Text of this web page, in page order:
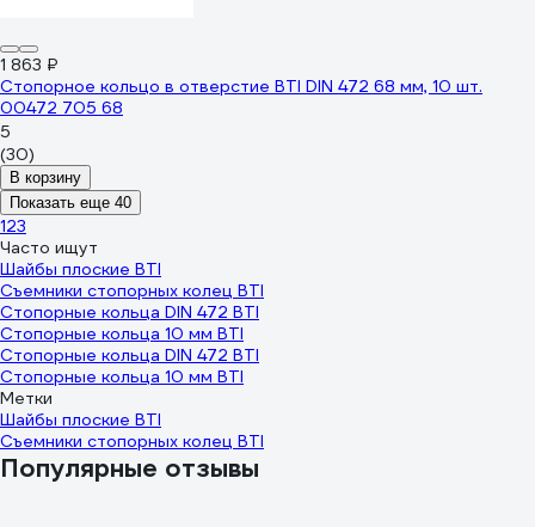
1 863 ₽
Стопорное кольцо в отверстие BTI DIN 472 68 мм, 10 шт.
00472 705 68
5
(30)
В корзину
Показать еще 40
123
Часто ищут
Шайбы плоские BTI
Съемники стопорных колец BTI
Стопорные кольца DIN 472 BTI
Стопорные кольца 10 мм BTI
Стопорные кольца DIN 472 BTI
Стопорные кольца 10 мм BTI
Метки
Шайбы плоские BTI
Съемники стопорных колец BTI
Популярные отзывы